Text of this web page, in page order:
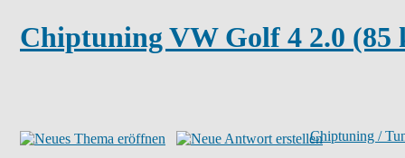
Chiptuning VW Golf 4 2.0 (85
Chiptuning /